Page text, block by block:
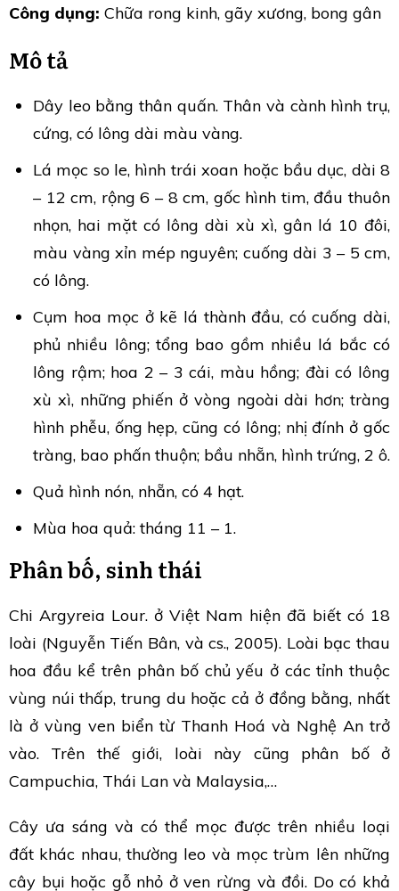
Công dụng: Chữa rong kinh, gãy xương, bong gân
Mô tả
Dây leo bằng thân quấn. Thân và cành hình trụ,
cứng, có lông dài màu vàng.
Lá mọc so le, hình trái xoan hoặc bầu dục, dài 8
– 12 cm, rộng 6 – 8 cm, gốc hình tim, đầu thuôn
nhọn, hai mặt có lông dài xù xì, gân lá 10 đôi,
màu vàng xỉn mép nguyên; cuống dài 3 – 5 cm,
có lông.
Cụm hoa mọc ở kẽ lá thành đầu, có cuống dài,
phủ nhiều lông; tổng bao gồm nhiều lá bắc có
lông rậm; hoa 2 – 3 cái, màu hồng; đài có lông
xù xì, những phiến ở vòng ngoài dài hơn; tràng
hình phễu, ống hẹp, cũng có lông; nhị đính ở gốc
tràng, bao phấn thuộn; bầu nhẵn, hình trứng, 2 ô.
Quả hình nón, nhẵn, có 4 hạt.
Mùa hoa quả: tháng 11 – 1.
Phân bố, sinh thái
Chi Argyreia Lour. ở Việt Nam hiện đã biết có 18
loài (Nguyễn Tiến Bân, và cs., 2005). Loài bạc thau
hoa đầu kể trên phân bố chủ yếu ở các tỉnh thuộc
vùng núi thấp, trung du hoặc cả ở đồng bằng, nhất
là ở vùng ven biển từ Thanh Hoá và Nghệ An trở
vào. Trên thế giới, loài này cũng phân bố ở
Campuchia, Thái Lan và Malaysia,…
Cây ưa sáng và có thể mọc được trên nhiều loại
đất khác nhau, thường leo và mọc trùm lên những
cây bụi hoặc gỗ nhỏ ở ven rừng và đồi. Do có khả